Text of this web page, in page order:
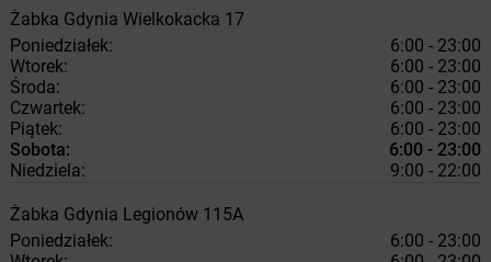
Żabka Gdynia Wielkokacka 17
Poniedziałek:
6:00 - 23:00
Wtorek:
6:00 - 23:00
Środa:
6:00 - 23:00
Czwartek:
6:00 - 23:00
Piątek:
6:00 - 23:00
Sobota:
6:00 - 23:00
Niedziela:
9:00 - 22:00
Żabka Gdynia Legionów 115A
Poniedziałek:
6:00 - 23:00